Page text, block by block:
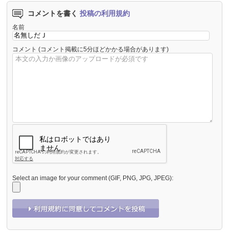
コメントを書く 投稿の利用規約
名前
コメント (コメント掲載に5分ほどかかる場合があります)
Select an image for your comment (GIF, PNG, JPG, JPEG):